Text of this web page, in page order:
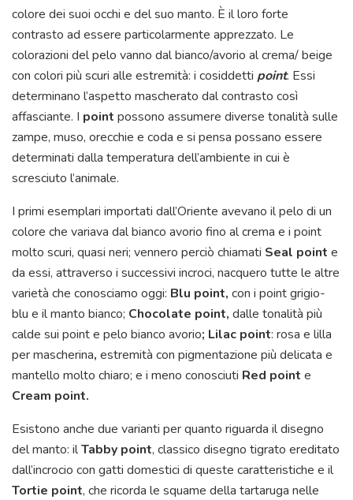
colore dei suoi occhi e del suo manto. È il loro forte
contrasto ad essere particolarmente apprezzato. Le
colorazioni del pelo vanno dal bianco/avorio al crema/ beige
con colori più scuri alle estremità: i cosiddetti point. Essi
determinano l’aspetto mascherato dal contrasto così
affasciante. I point possono assumere diverse tonalità sulle
zampe, muso, orecchie e coda e si pensa possano essere
determinati dalla temperatura dell’ambiente in cui è
scresciuto l’animale.
I primi esemplari importati dall’Oriente avevano il pelo di un
colore che variava dal bianco avorio fino al crema e i point
molto scuri, quasi neri; vennero perciò chiamati Seal point e
da essi, attraverso i successivi incroci, nacquero tutte le altre
varietà che conosciamo oggi: Blu point, con i point grigio-
blu e il manto bianco; Chocolate point, dalle tonalità più
calde sui point e pelo bianco avorio; Lilac point: rosa e lilla
per mascherina, estremità con pigmentazione più delicata e
mantello molto chiaro; e i meno conosciuti Red point e
Cream point.
Esistono anche due varianti per quanto riguarda il disegno
del manto: ilTabby point, classico disegno tigrato ereditato
dall’incrocio con gatti domestici di queste caratteristiche e il
Tortie point, che ricorda le squame della tartaruga nelle